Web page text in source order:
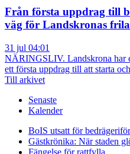
Från första uppdrag till
väg för Landskronas
31 jul 04:01
NÄRINGSLIV. Landskrona har
ett första uppdrag till att starta
Till arkivet
Senaste
Kalender
BoIS utsatt för
Gästkrönika: När staden